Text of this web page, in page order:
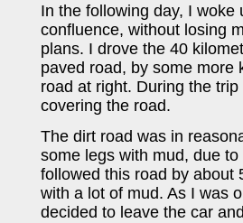
In the following day, I
confluence, without losing
plans. I drove the 40
paved road, by some more
road at right. During the
covering the road.
The dirt road was in
some legs with mud, due
followed this road by about
with a lot of mud. As I was
decided to leave the car